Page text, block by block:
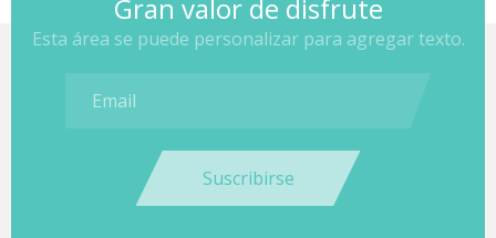
Gran valor de disfrute
Esta área se puede personalizar para agregar texto.
Suscribirse